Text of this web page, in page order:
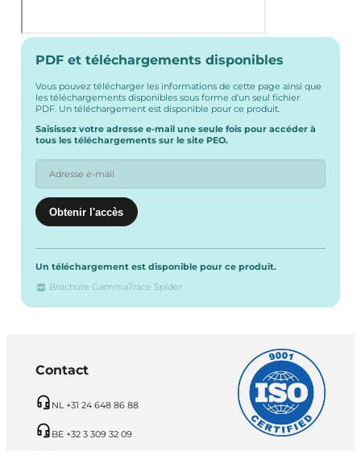
PDF et téléchargements disponibles
Vous pouvez télécharger les informations de cette page ainsi que
les téléchargements disponibles sous forme d’un seul fichier
PDF. Un téléchargement est disponible pour ce produit.
Saisissez votre adresse e-mail une seule fois pour accéder à
tous les téléchargements sur le site PEO.
Un téléchargement est disponible pour ce produit.
Brochure GammaTrace Spider
Contact
NL +31 24 648 86 88
BE +32 3 309 32 09